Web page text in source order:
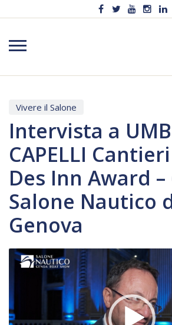
Vivere il Salone
Intervista a
CAPELLI
Des Inn Award –
Salone Nautico
Genova
Video
Player